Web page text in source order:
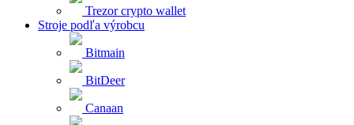
Trezor crypto wallet
Stroje podľa výrobcu
Bitmain
BitDeer
Canaan